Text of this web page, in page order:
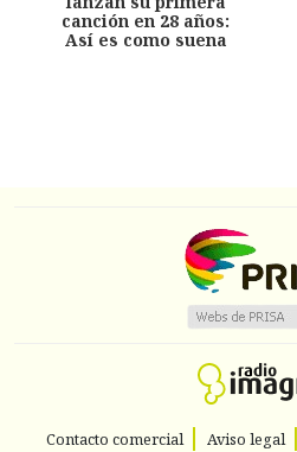
canción en 28 años:
Así es como suena
Contacto comercial Aviso legal